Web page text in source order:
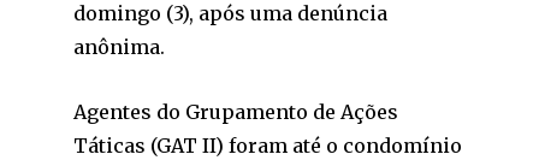
domingo (3), após uma denúncia
anônima.
Agentes do Grupamento de Ações
Táticas (GAT II) foram até o condomínio